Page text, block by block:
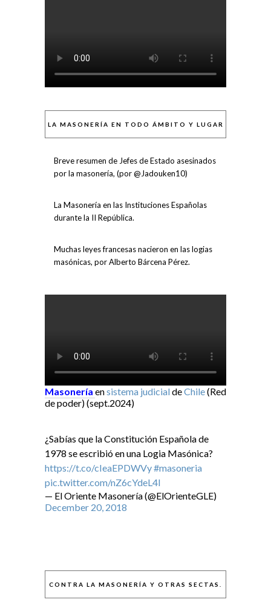
LA MASONERÍA EN TODO ÁMBITO Y LUGAR
Breve resumen de Jefes de Estado asesinados
por la masonería, (por @Jadouken10)
La Masonería en las Instituciones Españolas
durante la II República.
Muchas leyes francesas nacieron en las logias
masónicas, por Alberto Bárcena Pérez.
Masonería ensistema judicialdeChile(Red
de poder) (sept.2024)
¿Sabías que la Constitución Española de
1978 se escribió en una Logia Masónica?
https://t.co/cIeaEPDWVy#masoneria
pic.twitter.com/nZ6cYdeL4I
— El Oriente Masonería (@ElOrienteGLE)
December 20, 2018
CONTRA LA MASONERÍA Y OTRAS SECTAS.